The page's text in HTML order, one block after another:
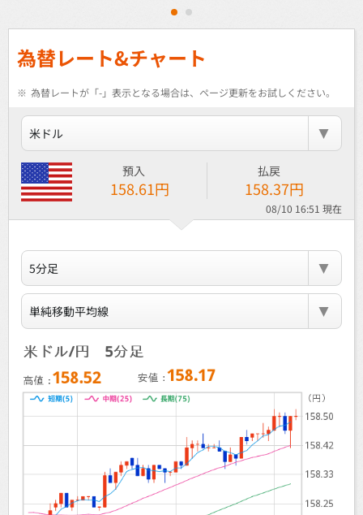
2
為替レート&チャート
※ 為替レートが「-」表示となる場合は、ページ更新をお試しください。
米ドル
預入
158.61円
払戻
158.37円
08/10 16:51 現在
5分足
単純移動平均線